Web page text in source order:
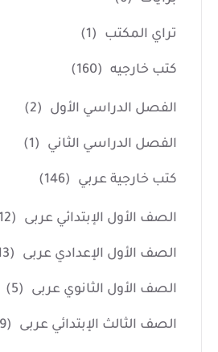
تراي المكتب (1)
كتب خارجيه (160)
الفصل الدراسي الأول (2)
الفصل الدراسي الثاني (1)
كتب خارجية عربي (146)
الصف الأول الإبتدائي عربى (12)
الصف الأول الإعدادي عربى (13)
الصف الأول الثانوي عربى (5)
الصف الثالث الإبتدائي عربى (9)